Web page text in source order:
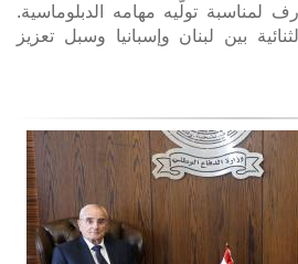
لمناسبة تولّيه مهامه الدبلوماسية.
بين لبنان وإسبانيا وسبل تعزيز